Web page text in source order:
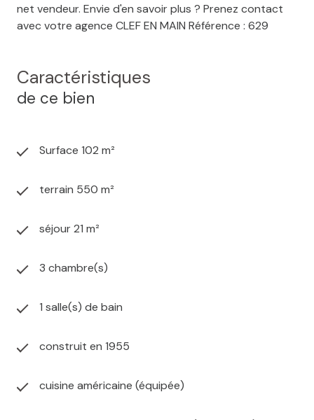
net vendeur. Envie d'en savoir plus ? Prenez contact
avec votre agence CLEF EN MAIN Référence : 629
Caractéristiques
de ce bien
Surface 102 m²
terrain 550 m²
séjour 21 m²
3 chambre(s)
1 salle(s) de bain
construit en 1955
cuisine américaine (équipée)